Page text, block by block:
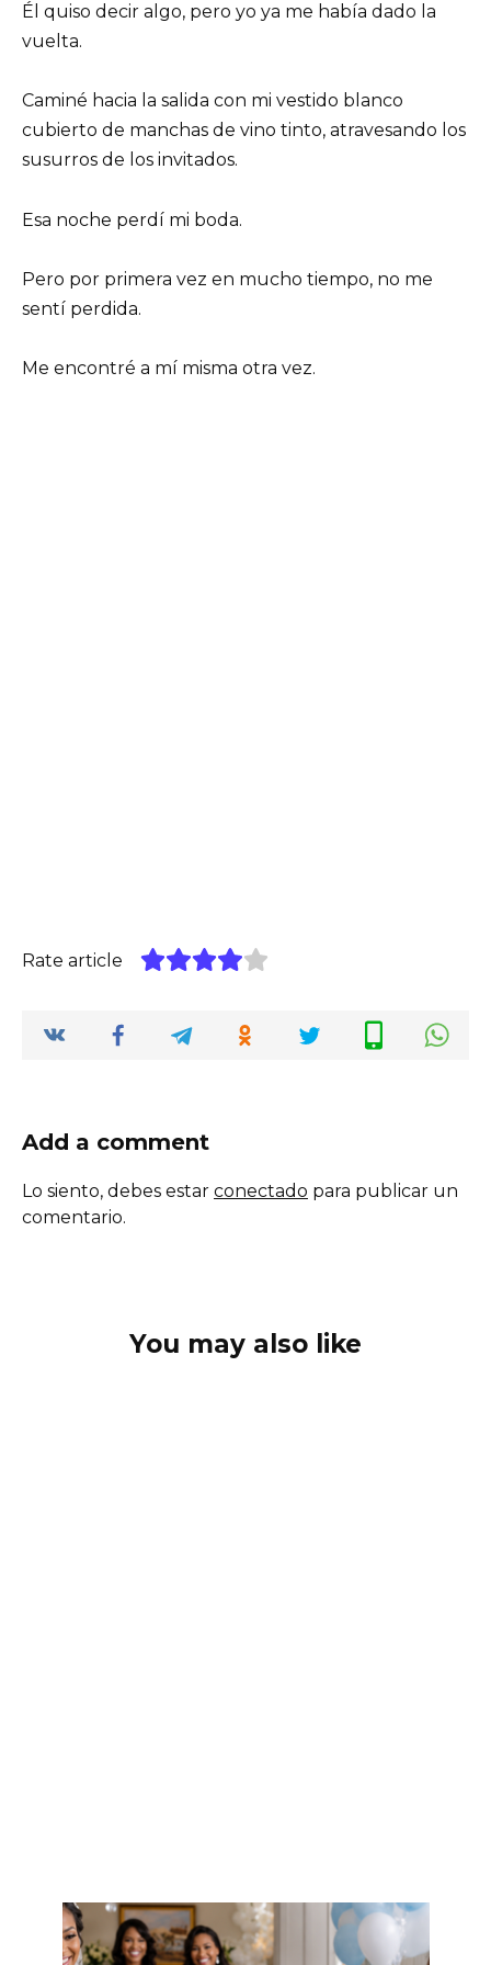
Él quiso decir algo, pero yo ya me había dado la
vuelta.
Caminé hacia la salida con mi vestido blanco
cubierto de manchas de vino tinto, atravesando los
susurros de los invitados.
Esa noche perdí mi boda.
Pero por primera vez en mucho tiempo, no me
sentí perdida.
Me encontré a mí misma otra vez.
Rate article
Add a comment
Lo siento, debes estar conectado para publicar un
comentario.
You may also like